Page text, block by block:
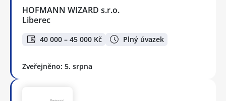
HOFMANN WIZARD s.r.o.
Liberec
40 000 – 45 000 Kč Plný úvazek
Zveřejněno: 5. srpna